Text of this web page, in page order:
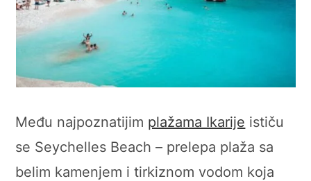
Među najpoznatijim plažama Ikarije ističu
se Seychelles Beach – prelepa plaža sa
belim kamenjem i tirkiznom vodom koja